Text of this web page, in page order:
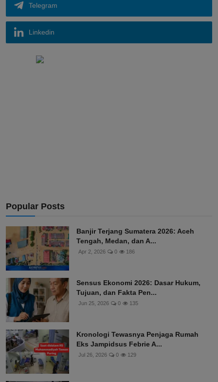
Telegram
Linkedin
Popular Posts
Banjir Terjang Sumatera 2026: Aceh
Tengah, Medan, dan A...
Apr 2, 2026 0 186
Sensus Ekonomi 2026: Dasar Hukum,
Tujuan, dan Fakta Pen...
Jun 25, 2026 0 135
Kronologi Tewasnya Penjaga Rumah
Eks Jampidsus Febrie A...
Jul 26, 2026 0 129